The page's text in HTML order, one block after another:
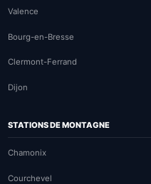
Valence
Bourg-en-Bresse
Clermont-Ferrand
Dijon
STATIONS DE MONTAGNE
Chamonix
Courchevel